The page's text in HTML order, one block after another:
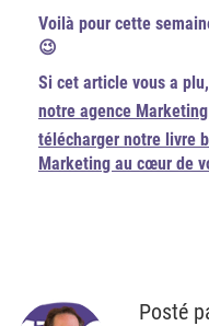
Voilà pour cette
😉
Si cet article vous a
notre agence
télécharger notre livre
Marketing au cœur de
Posté